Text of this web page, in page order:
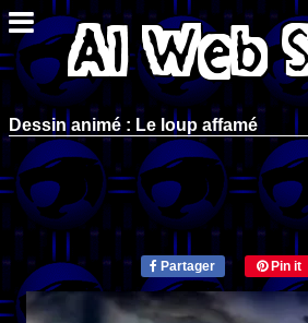
Dessin animé : Le loup affamé
Partager Pin it